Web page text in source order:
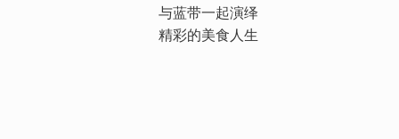
与蓝带一起演绎
精彩的美食人生